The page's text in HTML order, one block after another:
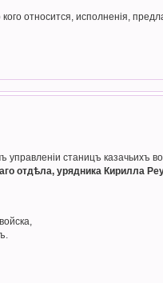
относится, исполненія,
станицъ казачьихъ
отдѣла, урядника Кирилла